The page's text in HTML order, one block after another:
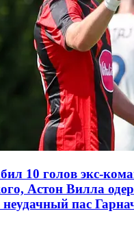
10 голов экс-
Астон Вилла
пас